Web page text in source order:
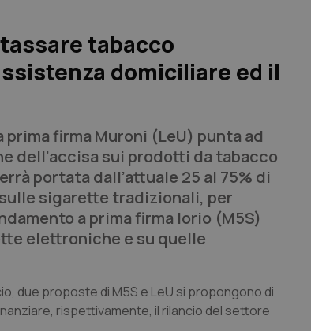
tabacco
domiciliare ed il
prima firma Muroni (LeU) punta ad
dell’accisa sui prodotti da tabacco
portata dall’attuale 25 al 75% di
sigarette tradizionali, per
a prima firma Iorio (M5S)
elettroniche e su quelle
due proposte di M5S e LeU si propongono di
rispettivamente, il rilancio del settore